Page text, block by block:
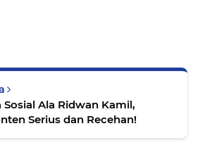
Sosial Ala Ridwan Kamil,
Serius dan Recehan!